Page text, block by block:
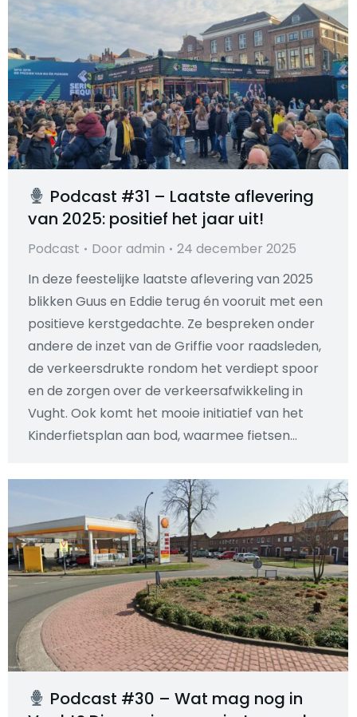
Podcast #31 – Laatste aflevering
van 2025: positief het jaar uit!
Podcast Door admin
24 december 2025
In deze feestelijke laatste aflevering van 2025
blikken Guus en Eddie terug én vooruit met een
positieve kerstgedachte. Ze bespreken onder
andere de inzet van de Griffie voor raadsleden,
de verkeersdrukte rondom het verdiept spoor
en de zorgen over de verkeersafwikkeling in
Vught. Ook komt het mooie initiatief van het
Kinderfietsplan aan bod, waarmee fietsen…
Podcast #30 – Wat mag nog in